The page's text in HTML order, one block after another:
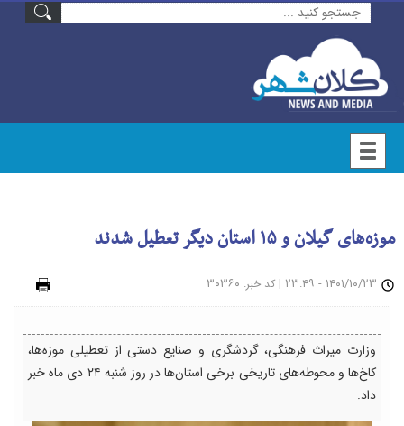
موزه‌های گیلان و ۱۵ استان دیگر تعطیل شدند
| کد خبر: ۳۰۳۶۰
وزارت میراث فرهنگی، گردشگری و صنایع دستی از تعطیلی موزه‌ها،
کاخ‌ها و محوطه‌های تاریخی برخی استان‌ها در روز شنبه ۲۴ دی ماه خبر
داد.